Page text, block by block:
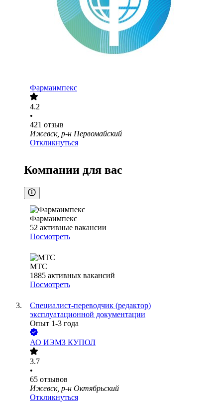
Фармаимпекс
4.2
•
421 отзыв
Ижевск, р-н Первомайский
Откликнуться
Компании для вас
Фармаимпекс
52 активные вакансии
Посмотреть
МТС
1885 активных вакансий
Посмотреть
Специалист-переводчик (редактор)
эксплуатационной документации
Опыт 1-3 года
АО ИЭМЗ КУПОЛ
3.7
•
65 отзывов
Ижевск, р-н Октябрьский
Откликнуться